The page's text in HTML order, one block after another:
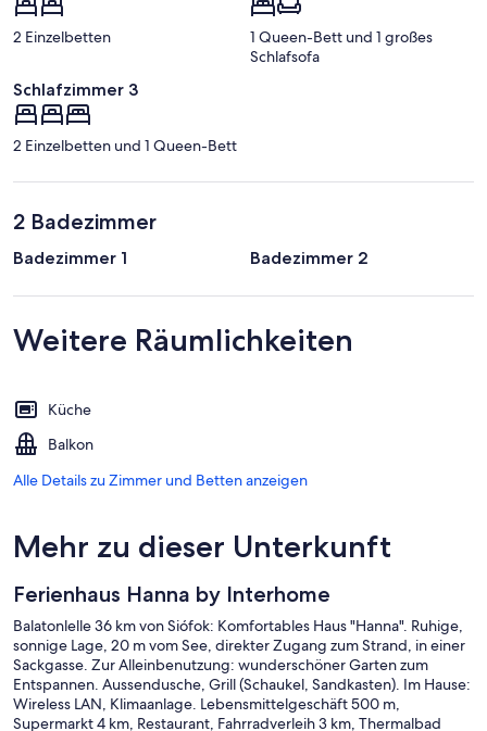
2 Einzelbetten
1 Queen-Bett und 1 großes
Schlafsofa
Schlafzimmer 3
2 Einzelbetten und 1 Queen-Bett
2 Badezimmer
Badezimmer 1 Badezimmer 2
Weitere Räumlichkeiten
Küche
Balkon
Alle Details zu Zimmer und Betten anzeigen
Mehr zu dieser Unterkunft
Ferienhaus Hanna by Interhome
Balatonlelle 36 km von Siófok: Komfortables Haus "Hanna". Ruhige,
sonnige Lage, 20 m vom See, direkter Zugang zum Strand, in einer
Sackgasse. Zur Alleinbenutzung: wunderschöner Garten zum
Entspannen. Aussendusche, Grill (Schaukel, Sandkasten). Im Hause:
Wireless LAN, Klimaanlage. Lebensmittelgeschäft 500 m,
Supermarkt 4 km, Restaurant, Fahrradverleih 3 km, Thermalbad